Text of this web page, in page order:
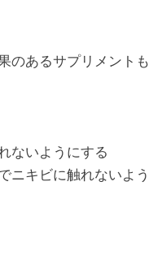
のあるサプリメントも
ないようにする
ニキビに触れないよう